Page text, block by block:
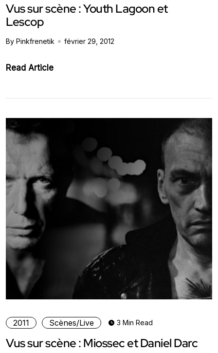
Vus sur scène : Youth Lagoon et
Lescop
By Pinkfrenetik février 29, 2012
Read Article
2011 Scènes/Live 3 Min Read
Vus sur scène : Miossec et Daniel Darc